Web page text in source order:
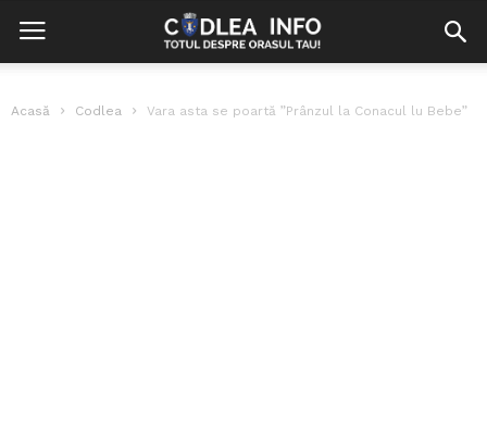
Acasă Codlea Vara asta se poartă ”Prânzul la Conacul lu Bebe”